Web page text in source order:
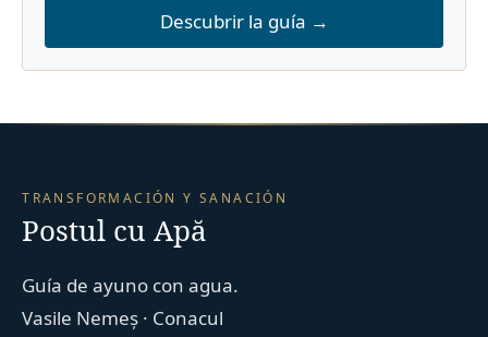
Descubrir la guía →
TRANSFORMACIÓN Y SANACIÓN
Postul cu Apă
Guía de ayuno con agua.
Vasile Nemeș · Conacul